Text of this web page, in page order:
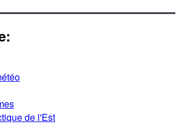
de l'Est